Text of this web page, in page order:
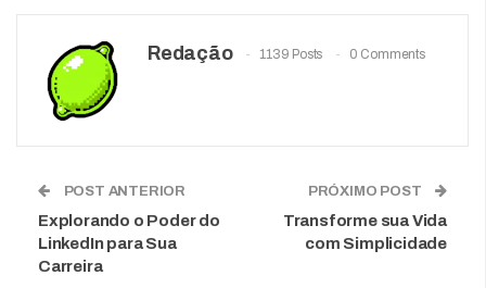
Redação 1139 Posts 0 Comments
POST ANTERIOR
Explorando o Poder do
LinkedIn para Sua
Carreira
PRÓXIMO POST
Transforme sua Vida
com Simplicidade